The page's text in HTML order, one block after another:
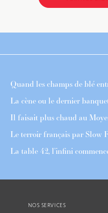
Quand les champs de blé
La cène ou le dernier
Il faisait plus chaud au
Le terroir français par Slow
La table 42, l’infini
NOS SERVICES